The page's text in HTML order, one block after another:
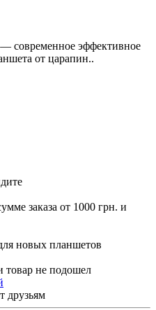
современное эффективное
от царапин..
заказа от 1000 грн. и
новых планшетов
товар не подошел
друзьям